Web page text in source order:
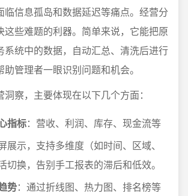
临信息孤岛和数据延迟等痛点。经营分
这些难题的利器。简单来说，它能把原
系统中的数据，自动汇总、清洗后进行
管理者一眼识别问题和机会。
察，主要体现在以下几个方面：
指标：营收、利润、库存、现金流等
展示，支持多维度（如时间、区域、
切换，告别手工报表的滞后和低效。
势：通过折线图、热力图、排名榜等